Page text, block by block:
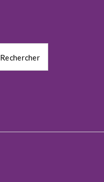
Rechercher